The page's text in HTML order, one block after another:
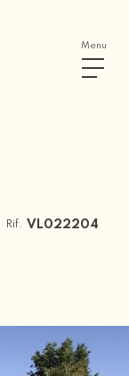
Menu
Rif. VL022204